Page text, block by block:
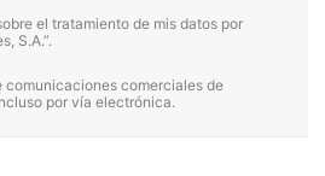
el tratamiento de mis datos por
S.A.”.
comunicaciones comerciales de
por vía electrónica.